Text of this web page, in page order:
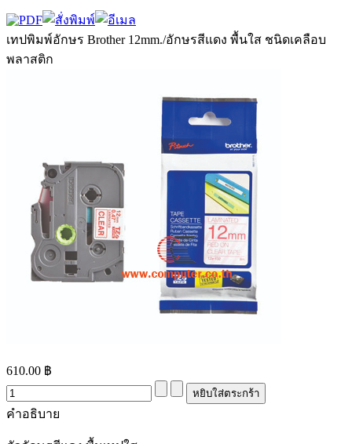
เทปพิมพ์อักษร Brother 12mm./อักษรสีแดง พื้นใส ชนิดเคลือบ
พลาสติก
610.00 ฿
คำอธิบาย